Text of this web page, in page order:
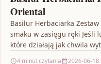
Oriental
Basilur Herbaciarka
smaku w zasięgu ręki Jeśli
które działają jak chwila
4 minut czytania 2026-06-18